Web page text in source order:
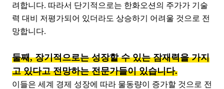
려합니다. 따라서 단기적으로는 한화오션의 주가가 기술
력 대비 저평가되어 있더라도 상승하기 어려울 것으로 전
망합니다.
둘째, 장기적으로는 성장할 수 있는 잠재력을 가지
고 있다고 전망하는 전문가들이 있습니다.
이들은 세계 경제 성장에 따라 물동량이 증가할 것으로 전